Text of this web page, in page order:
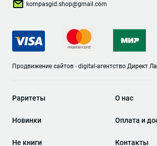
Раритеты
Новинки
Не книги
О нас
Оплата и
Контакты
kompasgid.shop@gmail.com
Продвижение сайтов - digital-агентство Директ